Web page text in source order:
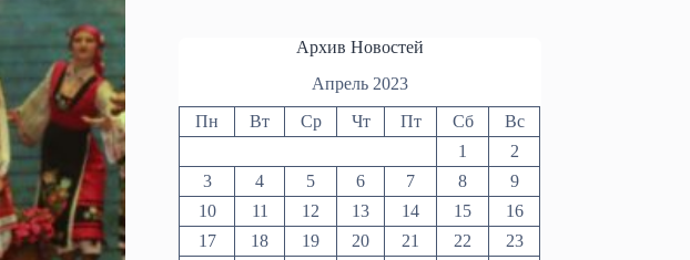
Архив Новостей
Апрель 2023
Пн Вт Ср Чт Пт Сб
Вс
1
2
3
4 5 6 7 8
9
10
11 12 13 14 15
16
17
18 19 20 21 22
23